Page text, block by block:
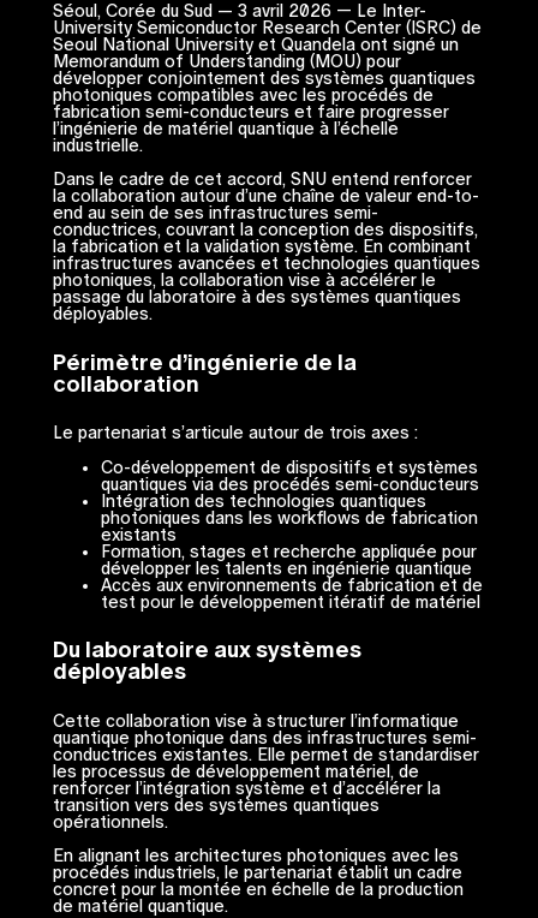
Séoul, Corée du Sud — 3 avril 2026 — Le Inter-
University Semiconductor Research Center (ISRC) de
Seoul National University et Quandela ont signé un
Memorandum of Understanding (MOU) pour
développer conjointement des systèmes quantiques
photoniques compatibles avec les procédés de
fabrication semi-conducteurs et faire progresser
l’ingénierie de matériel quantique à l’échelle
industrielle.
Dans le cadre de cet accord, SNU entend renforcer
la collaboration autour d’une chaîne de valeur end-to-
end au sein de ses infrastructures semi-
conductrices, couvrant la conception des dispositifs,
la fabrication et la validation système. En combinant
infrastructures avancées et technologies quantiques
photoniques, la collaboration vise à accélérer le
passage du laboratoire à des systèmes quantiques
déployables.
Périmètre d’ingénierie de la
collaboration
Le partenariat s’articule autour de trois axes :
Co-développement de dispositifs et systèmes
quantiques via des procédés semi-conducteurs
Intégration des technologies quantiques
photoniques dans les workflows de fabrication
existants
Formation, stages et recherche appliquée pour
développer les talents en ingénierie quantique
Accès aux environnements de fabrication et de
test pour le développement itératif de matériel
Du laboratoire aux systèmes
déployables
Cette collaboration vise à structurer l’informatique
quantique photonique dans des infrastructures semi-
conductrices existantes. Elle permet de standardiser
les processus de développement matériel, de
renforcer l’intégration système et d’accélérer la
transition vers des systèmes quantiques
opérationnels.
En alignant les architectures photoniques avec les
procédés industriels, le partenariat établit un cadre
concret pour la montée en échelle de la production
de matériel quantique.